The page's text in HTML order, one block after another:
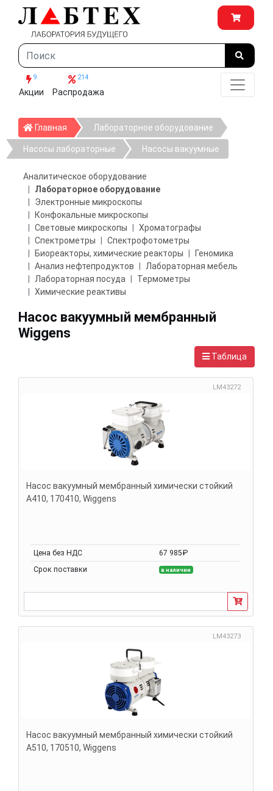
9
Акции
214
Распродажа
Главная ГлавнаяЛабораторное оборудование
Насосы лабораторные Насосы вакуумные
Аналитическое оборудование
Лабораторное оборудование
Электронные микроскопы
Конфокальные микроскопы
Световые микроскопы
Хроматографы
Спектрометры
Спектрофотометры
Биореакторы, химические реакторы
Геномика
Анализ нефтепродуктов
Лабораторная мебель
Лабораторная посуда
Термометры
Химические реактивы
Насос вакуумный мембранный
Wiggens
Таблица
LM43272
Насос вакуумный мембранный химически стойкий
A410, 170410, Wiggens
Цена без НДС
67 985₽
Срок поставки
в наличии
LM43273
Насос вакуумный мембранный химически стойкий
A510, 170510, Wiggens